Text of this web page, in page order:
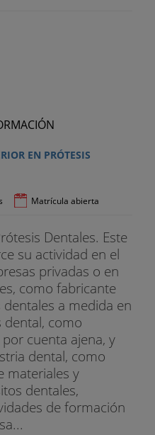
EN PRÓTESIS
Matrícula abierta
Dentales. Este
su actividad en el
privadas o en
como fabricante
a medida en
como
cuenta ajena, y
dental, como
materiales y
dentales,
de formación